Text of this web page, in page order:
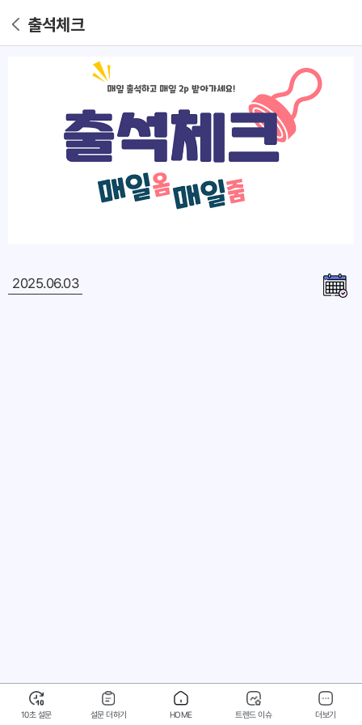
출석체크
2025.06.03
10초 설문 설문 더하기 HOME 트렌드 이슈 더보기